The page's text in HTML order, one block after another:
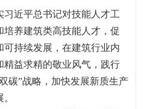
近平总书记对技能人才工
养建筑类高技能人才，促
持续发展，在建筑行业内
精益求精的敬业风气，践行
碳”战略，加快发展新质生产